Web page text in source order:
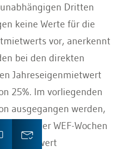
Dritten
keine Werte für die
vor, anerkennt
bei den direkten
Jahreseigenmietwert
25%. Im vorliegenden
ausgegangen werden,
der WEF-Wochen
Marktwert